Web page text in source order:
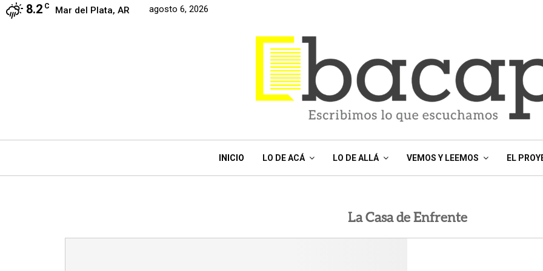
8.2 C Mar del Plata, AR agosto 6, 2026
INICIO LO DE ACÁ LO DE ALLÁ VEMOS Y LEEMOS EL
La Casa de Enfrente